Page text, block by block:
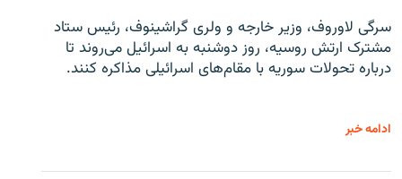
سرگی لاوروف، وزیر خارجه و ولری گراشینوف، رئیس ستاد
مشترک ارتش روسیه، روز دوشنبه به اسرائیل می‌روند تا
درباره تحولات سوریه با مقام‌های اسرائیلی مذاکره کنند.
ادامه خبر